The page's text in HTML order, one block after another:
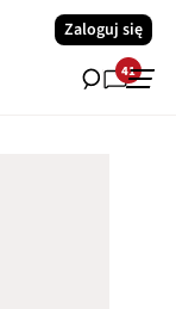
Zaloguj się
41